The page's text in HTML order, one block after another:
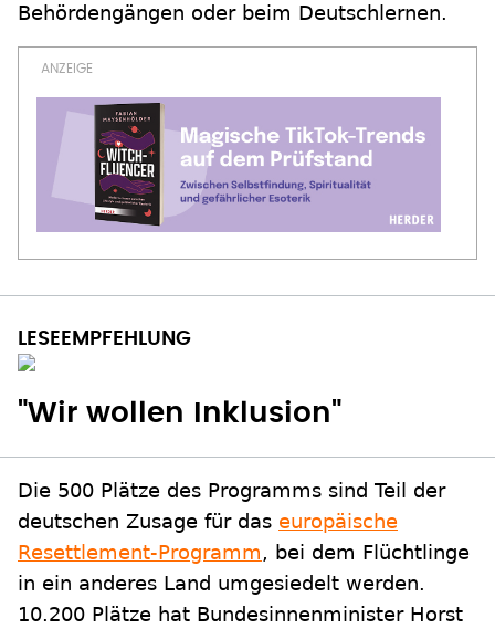
Behördengängen oder beim Deutschlernen.
"Wir wollen Inklusion"
Die 500 Plätze des Programms sind Teil der
deutschen Zusage für das europäische
Resettlement-Programm, bei dem Flüchtlinge
in ein anderes Land umgesiedelt werden.
10.200 Plätze hat Bundesinnenminister Horst